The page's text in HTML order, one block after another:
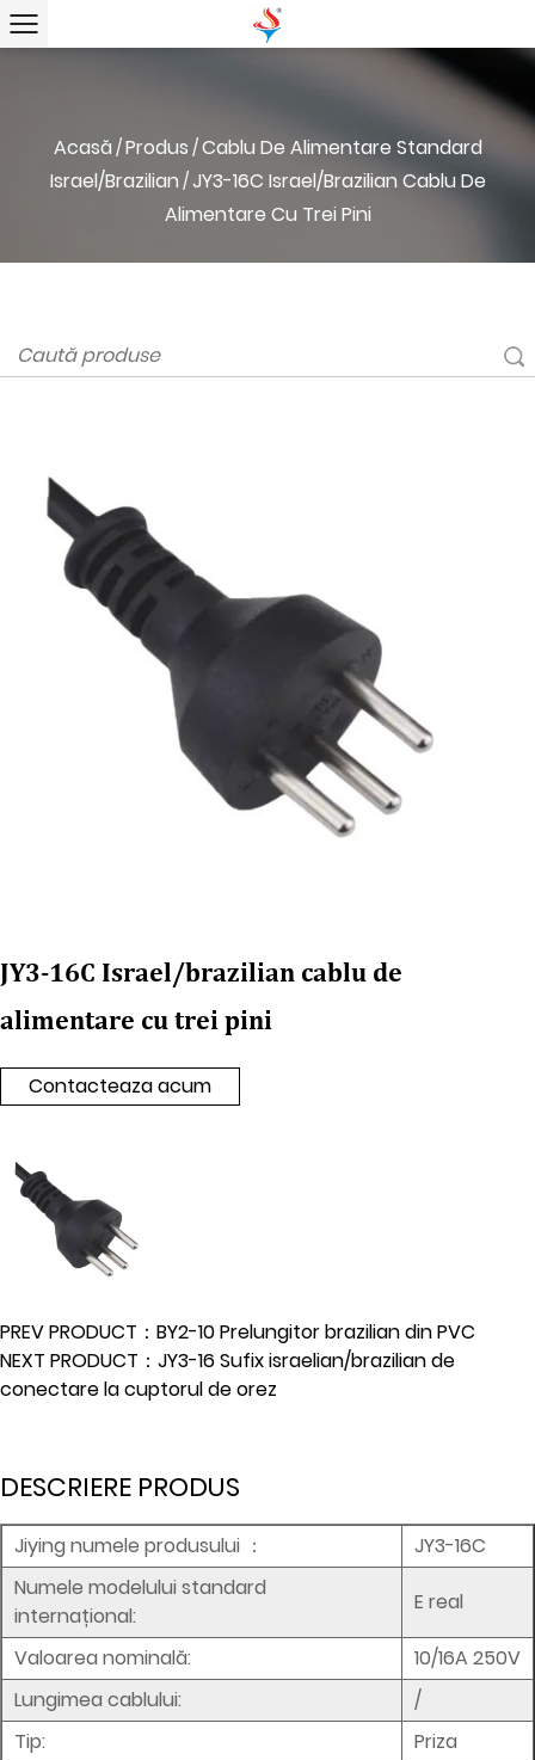
Acasă /Produs /Cablu De Alimentare Standard
Israel/Brazilian /JY3-16C Israel/brazilian Cablu De
Alimentare Cu Trei Pini
JY3-16C Israel/brazilian cablu de
alimentare cu trei pini
Contacteaza acum
PREV PRODUCT：BY2-10 Prelungitor brazilian din PVC
NEXT PRODUCT：JY3-16 Sufix israelian/brazilian de
conectare la cuptorul de orez
DESCRIERE PRODUS
Jiying numele produsului ：
JY3-16C
Numele modelului standard
internațional:
E real
Valoarea nominală:
10/16A 250V
Lungimea cablului:
/
Tip:
Priza